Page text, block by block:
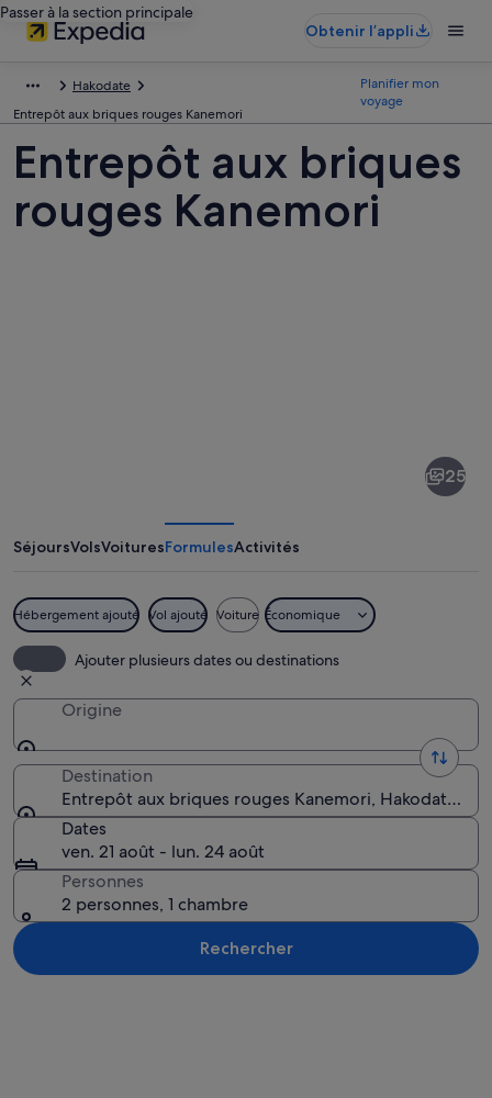
Passer à la section principale
Obtenir l’appli
Hakodate
Entrepôt aux briques rouges Kanemori
Planifier mon
voyage
Entrepôt aux briques
rouges Kanemori
rouges
25
SéjoursVolsVoituresFormulesActivités
Hébergement ajouté Vol ajouté Voiture Économique
Ajouter plusieurs dates ou destinations
Origine
Destination
Entrepôt aux briques rouges Kanemori, Hakodate,
Dates
ven. 21 août - lun. 24 août
Personnes
2 personnes, 1 chambre
Rechercher